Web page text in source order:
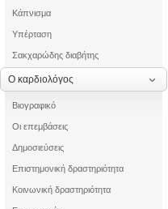
Κάπνισμα
Υπέρταση
Σακχαρώδης διαβήτης
Ο καρδιολόγος
Βιογραφικό
Οι επεμβάσεις
Δημοσιεύσεις
Επιστημονική δραστηριότητα
Κοινωνική δραστηριότητα